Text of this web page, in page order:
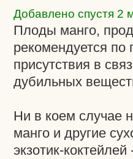
Добавлено спустя 2
Плоды манго,
рекомендуется по
присутствия в
дубильных
Ни в коем случае
манго и другие
экзотик-